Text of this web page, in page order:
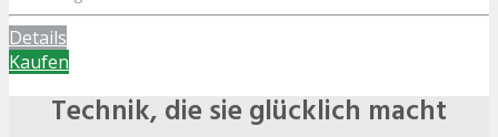
Details
Kaufen
Technik, die sie glücklich macht